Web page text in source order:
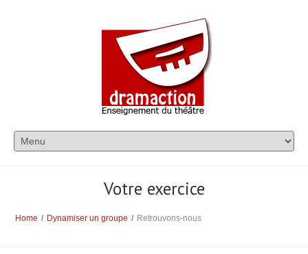
Votre exercice
Home / Dynamiser un groupe / Retrouvons-nous